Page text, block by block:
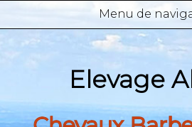
Menu de
Elevage